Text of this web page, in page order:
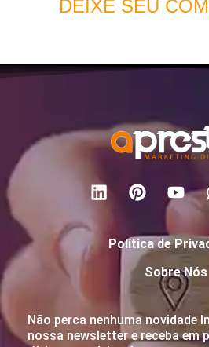
DEIXE SEU
Política de
Sobre Nós
Não perca nenhuma novidade
nossa newsletter e receba em